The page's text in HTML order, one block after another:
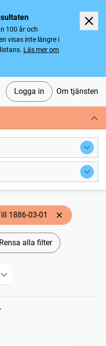
100 år och
visas inte längre i
Läs mer om
Logga in Om tjänsten
1886-03-01
Rensa alla filter